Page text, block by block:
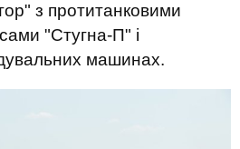
з протитанковими
"Стугна-П" і
машинах.